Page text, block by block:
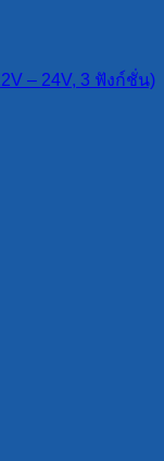
– 24V, 3 ฟังก์ชั่น)